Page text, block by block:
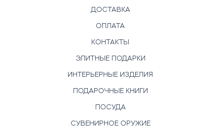
ДОСТАВКА
ОПЛАТА
КОНТАКТЫ
ЭЛИТНЫЕ ПОДАРКИ
ИНТЕРЬЕРНЫЕ ИЗДЕЛИЯ
ПОДАРОЧНЫЕ КНИГИ
ПОСУДА
СУВЕНИРНОЕ ОРУЖИЕ